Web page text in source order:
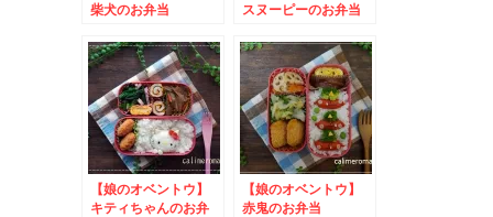
柴犬のお弁当
スヌーピーのお弁当
ンペーン
【娘のオベントウ】
キティちゃんのお弁
【娘のオベントウ】
赤鬼のお弁当